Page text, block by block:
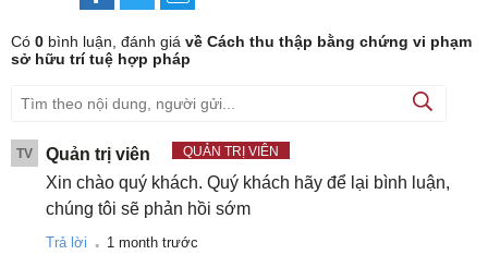
Có 0 bình luận, đánh giá về Cách thu thập bằng chứng vi phạm
sở hữu trí tuệ hợp pháp
TV Quản trị viên QUẢN TRỊ VIÊN
Xin chào quý khách. Quý khách hãy để lại bình luận,
chúng tôi sẽ phản hồi sớm
Trả lời . 1 month trước